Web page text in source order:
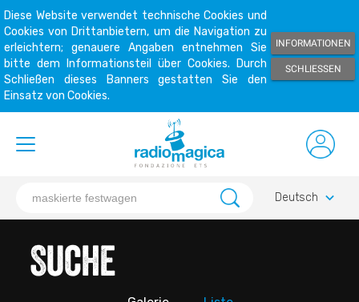
Diese Website verwendet technische Cookies und
Cookies von Drittanbietern, um die Navigation zu
erleichtern; genauere Angaben entnehmen Sie
bitte dem Informationsteil über Cookies. Durch
Schließen dieses Banners gestatten Sie den
Einsatz von Cookies.
INFORMATIONEN
SCHLIESSEN
Deutsch keyboard_arrow_down
Suche